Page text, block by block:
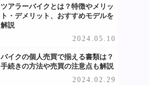
ツアラーバイクとは？特徴やメリッ
ト・デメリット、おすすめモデルを
解説
2024.05.10
バイクの個人売買で揃える書類は？
手続きの方法や売買の注意点も解説
2024.02.29